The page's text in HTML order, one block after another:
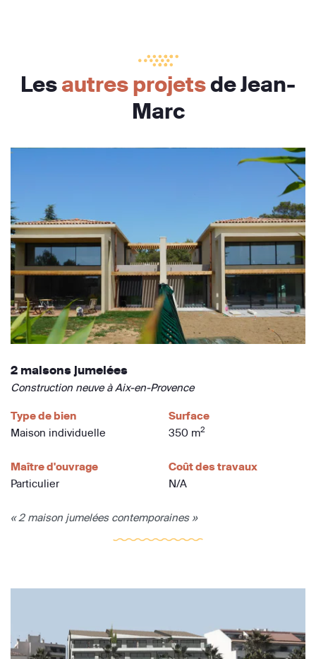
Lesautres projetsde Jean-
Marc
2 maisons jumelées
Construction neuve à Aix-en-Provence
Type de bien
Maison individuelle
Surface
350 m2
Maître d'ouvrage
Particulier
Coût des travaux
N/A
« 2 maison jumelées contemporaines »